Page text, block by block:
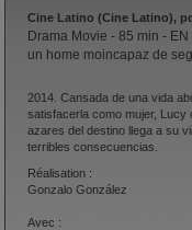
Cine Latino (Cine Latino),
Drama Movie - 85 min -
un home moincapaz de
2014. Cansada de una vida
satisfacerla como mujer, Lucy
azares del destino llega a su
terribles consecuencias.
Réalisation :
Gonzalo González
Avec :